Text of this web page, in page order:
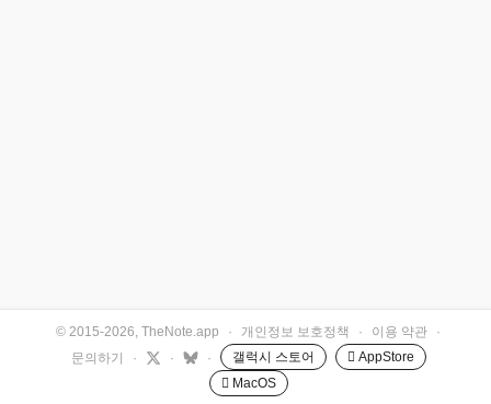
© 2015-2026, TheNote.app · 개인정보 보호정책 · 이용 약관
·
문의하기
· · · 갤럭시 스토어
 AppStore
 MacOS